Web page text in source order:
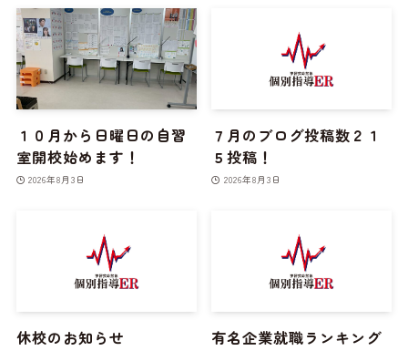
１０月から日曜日の自習
室開校始めます！
2026年8月3日
７月のブログ投稿数２１
５投稿！
2026年8月3日
休校のお知らせ 有名企業就職ランキング